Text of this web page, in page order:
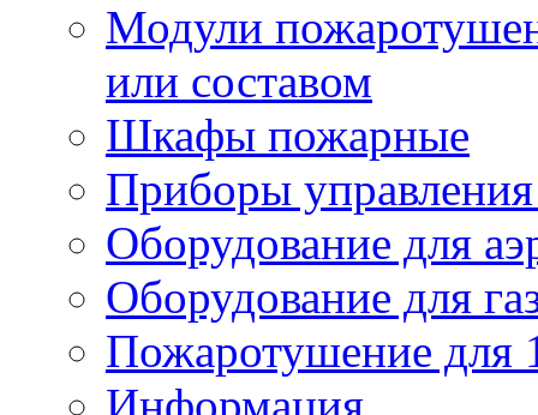
Модули
или составом
Шкафы пожарные
Приборы
Оборудование для
Оборудование для
Пожаротушение для